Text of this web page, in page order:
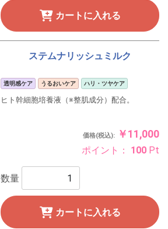
カートに入れる
ステムナリッシュミルク
透明感ケア うるおいケア ハリ・ツヤケア
ヒト幹細胞培養液（※整肌成分）配合。
価格(税込):￥11,000
ポイント： 100Pt
数量
カートに入れる